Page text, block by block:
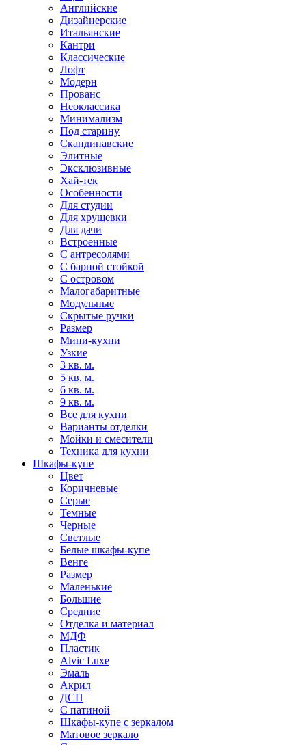
Английские
Дизайнерские
Итальянские
Кантри
Классические
Лофт
Модерн
Прованс
Неоклассика
Минимализм
Под старину
Скандинавские
Элитные
Эксклюзивные
Хай-тек
Особенности
Для студии
Для хрущевки
Для дачи
Встроенные
С антресолями
С барной стойкой
С островом
Малогабаритные
Модульные
Скрытые ручки
Размер
Мини-кухни
Узкие
3 кв. м.
5 кв. м.
6 кв. м.
9 кв. м.
Все для кухни
Варианты отделки
Мойки и смесители
Техника для кухни
Шкафы-купе
Цвет
Коричневые
Серые
Темные
Черные
Светлые
Белые шкафы-купе
Венге
Размер
Маленькие
Большие
Средние
Отделка и материал
МДФ
Пластик
Alvic Luxe
Эмаль
Акрил
ДСП
С патиной
Шкафы-купе с зеркалом
Матовое зеркало